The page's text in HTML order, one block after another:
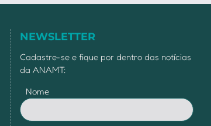
NEWSLETTER
Cadastre-se e fique por dentro das notícias
da ANAMT:
Nome